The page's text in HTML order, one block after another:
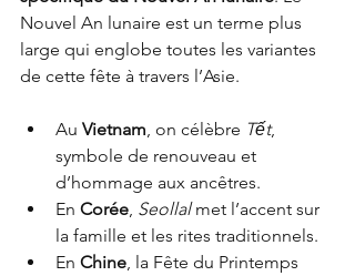
Nouvel An lunaire est un terme plus
large qui englobe toutes les variantes
de cette fête à travers l’Asie.
Au Vietnam , on célèbre Tết,
symbole de renouveau et
d’hommage aux ancêtres.
En Corée Seollal met l’accent sur
la famille et les rites traditionnels.
En Chine , la Fête du Printemps